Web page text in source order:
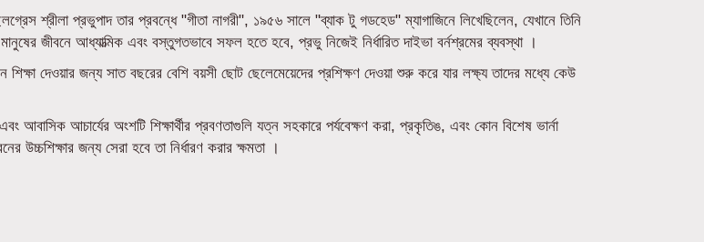
শ্রীলা প্রভুপাদ তার প্রবন্ধে "গীতা নাগরী", ১৯৫৬ সালে "ব্যাক টু গডহেড" ম্যাগাজিনে লিখেছিলেন, যেখানে তিনি
জীবনে আধ্যাত্মিক এবং বস্তুগতভাবে সফল হতে হবে, প্রভু নিজেই নির্ধারিত দাইভা বর্নশ্রমের ব্যবস্থা ।
দেওয়ার জন্য সাত বছরের বেশি বয়সী ছোট ছেলেমেয়েদের প্রশিক্ষণ দেওয়া শুরু করে যার লক্ষ্য তাদের মধ্যে কেউ
আবাসিক আচার্যের অংশটি শিক্ষার্থীর প্রবণতাগুলি যত্ন সহকারে পর্যবেক্ষণ করা, প্রকৃতিঙ, এবং কোন বিশেষ ভার্না
উচ্চশিক্ষার জন্য সেরা হবে তা নির্ধারণ করার ক্ষমতা ।